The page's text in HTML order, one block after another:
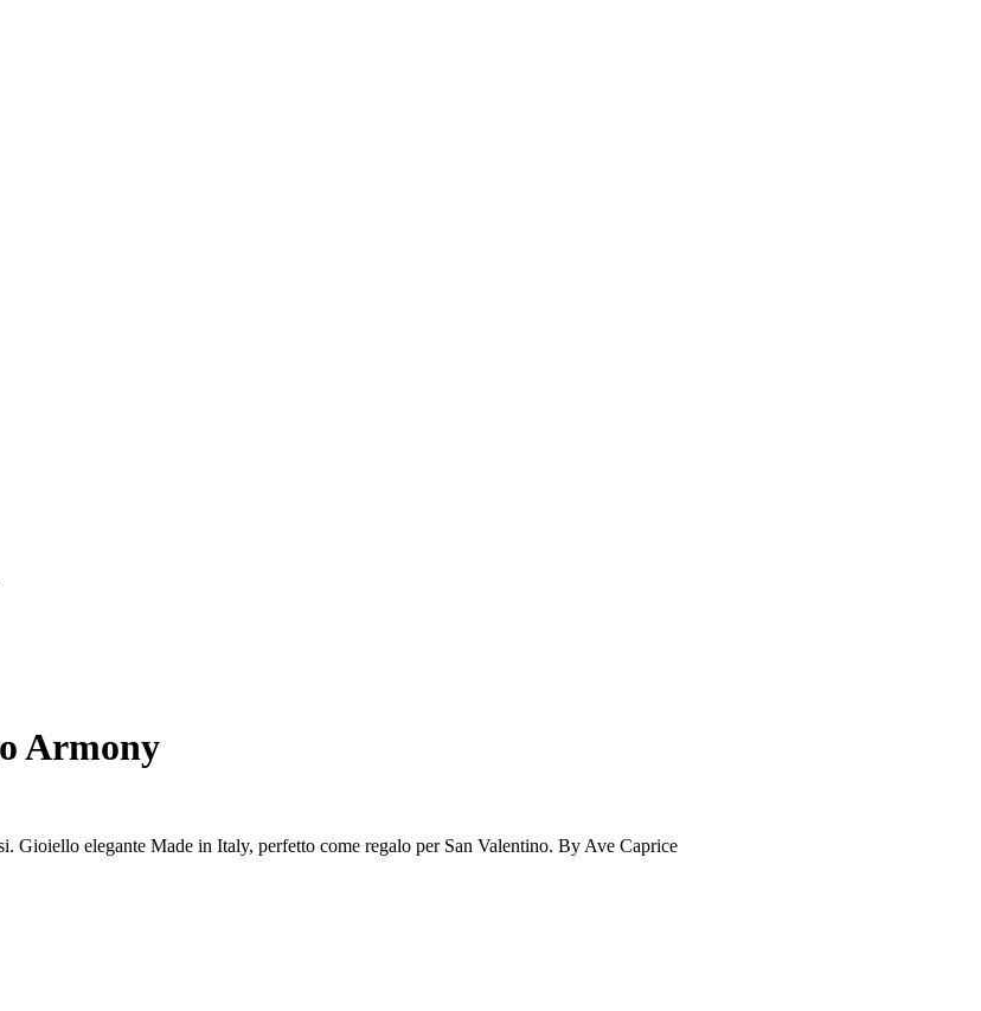
Armony
elegante Made in Italy, perfetto come regalo per San Valentino. By Ave Caprice